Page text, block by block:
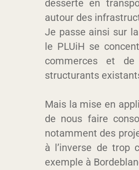
desserte en
autour des
Je passe ainsi sur
le PLUiH se
commerces et
structurants
Mais la mise en
de nous faire
notamment des
à l’inverse de trop
exemple à